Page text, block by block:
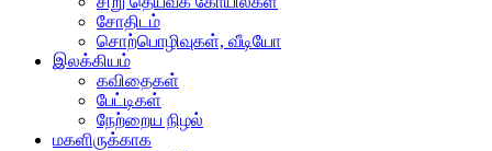
சோதிடம்
சொற்பொழிவுகள், வீடியோ
இலக்கியம்
கவிதைகள்
பேட்டிகள்
நேற்றைய நிழல்
மகளிருக்காக